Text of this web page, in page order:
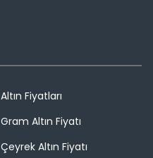
Altın Fiyatları
Gram Altın Fiyatı
Çeyrek Altın Fiyatı